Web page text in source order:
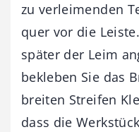
zu verleimenden
quer vor die
später der Leim
bekleben Sie das
breiten Streifen
dass die